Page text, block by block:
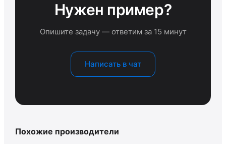
Нужен пример?
Опишите задачу — ответим за 15 минут
Написать в чат
Похожие производители